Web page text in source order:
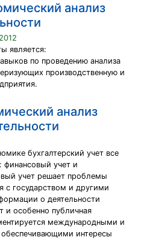
анализ
является:
по проведению анализа
производственную и
анализ
бухгалтерский учет все
финансовый учет и
учет решает проблемы
с государством и другими
о деятельности
и особенно публичная
международными и
интересы